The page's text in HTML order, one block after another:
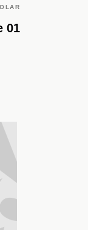
01